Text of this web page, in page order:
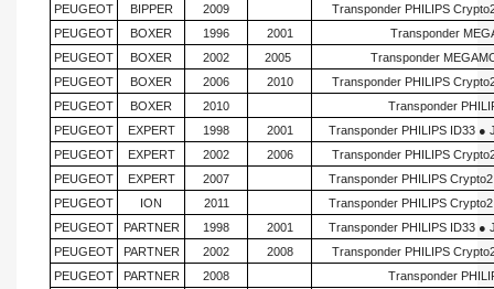
PEUGEOT
BIPPER 2009
Transponder PHILIPS
PEUGEOT
BOXER 1996 2001
Transponder
PEUGEOT
BOXER 2002 2005
Transponder
PEUGEOT
BOXER 2006 2010
Transponder PHILIPS
PEUGEOT
BOXER 2010
Transponder
PEUGEOT
EXPERT 1998 2001
Transponder PHILIPS ID33 ●
PEUGEOT
EXPERT 2002 2006
Transponder PHILIPS
PEUGEOT
EXPERT 2007
Transponder PHILIPS
PEUGEOT
ION 2011
Transponder PHILIPS
PEUGEOT
PARTNER 1998 2001
Transponder PHILIPS ID33 ●
PEUGEOT
PARTNER 2002 2008
Transponder PHILIPS
PEUGEOT
PARTNER 2008
Transponder